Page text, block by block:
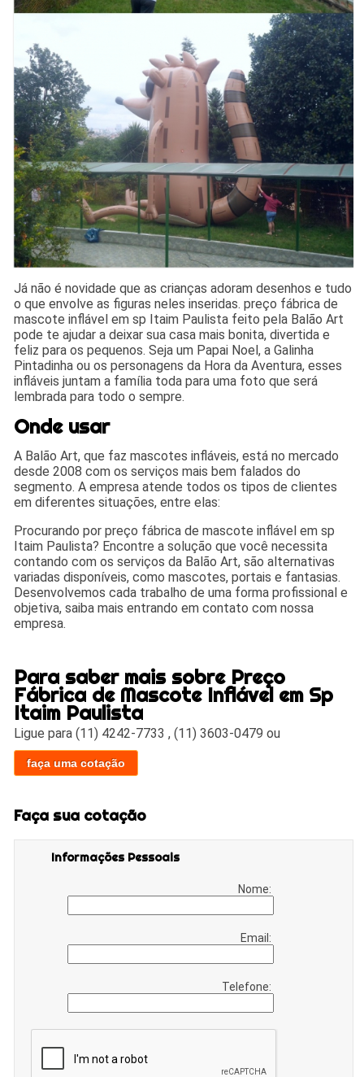
Já não é novidade que as crianças adoram desenhos e tudo
o que envolve as figuras neles inseridas. preço fábrica de
mascote inflável em sp Itaim Paulista feito pela Balão Art
pode te ajudar a deixar sua casa mais bonita, divertida e
feliz para os pequenos. Seja um Papai Noel, a Galinha
Pintadinha ou os personagens da Hora da Aventura, esses
infláveis juntam a família toda para uma foto que será
lembrada para todo o sempre.
Onde usar
A Balão Art, que faz mascotes infláveis, está no mercado
desde 2008 com os serviços mais bem falados do
segmento. A empresa atende todos os tipos de clientes
em diferentes situações, entre elas:
Procurando por preço fábrica de mascote inflável em sp
Itaim Paulista? Encontre a solução que você necessita
contando com os serviços da Balão Art, são alternativas
variadas disponíveis, como mascotes, portais e fantasias.
Desenvolvemos cada trabalho de uma forma profissional e
objetiva, saiba mais entrando em contato com nossa
empresa.
Para saber mais sobre Preço
Fábrica de Mascote Inflável em Sp
Itaim Paulista
Ligue para(11) 4242-7733 ,(11) 3603-0479 ou
faça uma cotação
Faça sua cotação
Informações Pessoais
Nome:
Email:
Telefone: